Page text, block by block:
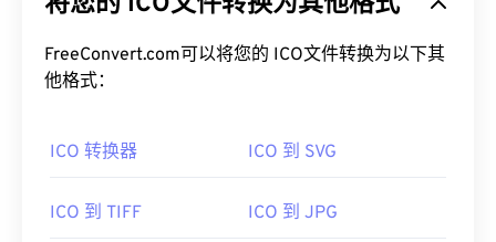
FreeConvert.com可以将您的 ICO文件转换为以下其
他格式：
ICO 转换器 ICO 到 SVG
ICO 到 TIFF ICO 到 JPG